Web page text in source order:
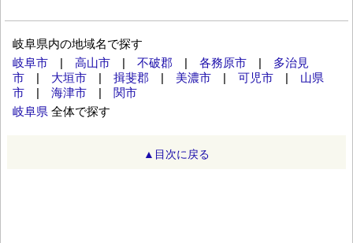
岐阜県内の地域名で探す
岐阜市
高山市 不破郡 各務原市
多治見
市
大垣市 揖斐郡 美濃市 可児市
山県
市
海津市
関市
岐阜県 全体で探す
▲目次に戻る